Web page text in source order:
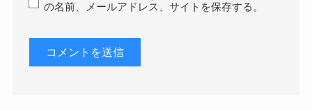
の名前、メールアドレス、サイトを保存する。